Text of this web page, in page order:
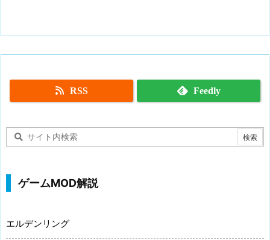
RSS Feedly
ゲームMOD解説
エルデンリング